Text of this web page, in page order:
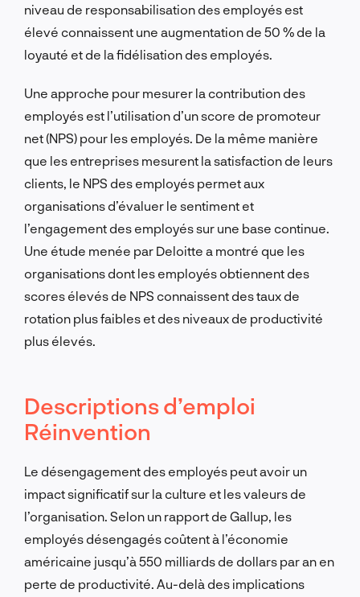
niveau de responsabilisation des employés est
élevé connaissent une augmentation de 50 % de la
loyauté et de la fidélisation des employés.
Une approche pour mesurer la contribution des
employés est l’utilisation d’un score de promoteur
net (NPS) pour les employés. De la même manière
que les entreprises mesurent la satisfaction de leurs
clients, le NPS des employés permet aux
organisations d’évaluer le sentiment et
l’engagement des employés sur une base continue.
Une étude menée par Deloitte a montré que les
organisations dont les employés obtiennent des
scores élevés de NPS connaissent des taux de
rotation plus faibles et des niveaux de productivité
plus élevés.
Descriptions d’emploi
Réinvention
Le désengagement des employés peut avoir un
impact significatif sur la culture et les valeurs de
l’organisation. Selon un rapport de Gallup, les
employés désengagés coûtent à l’économie
américaine jusqu’à 550 milliards de dollars par an en
perte de productivité. Au-delà des implications